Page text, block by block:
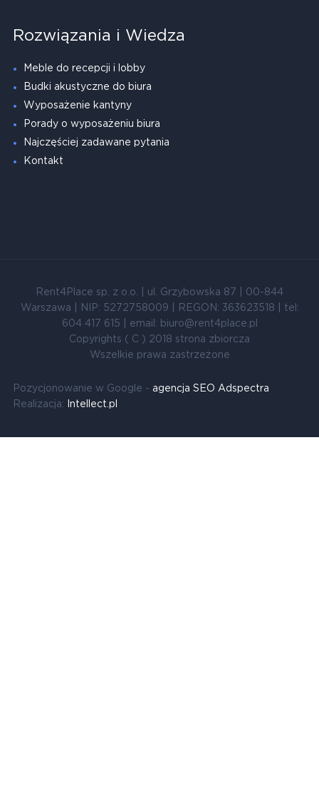
Rozwiązania i Wiedza
Meble do recepcji i lobby
Budki akustyczne do biura
Wyposażenie kantyny
Porady o wyposażeniu biura
Najczęściej zadawane pytania
Kontakt
Rent4Place sp. z o.o. | ul. Grzybowska 87 | 00-844
Warszawa | NIP: 5272758009 | REGON: 363623518 | tel:
604 417 615 | email: biuro@rent4place.pl
Copyrights ( C ) 2018 strona zbiorcza
Wszelkie prawa zastrzeżone
Pozycjonowanie w Google - agencja SEO Adspectra
Realizacja:
Intellect.pl